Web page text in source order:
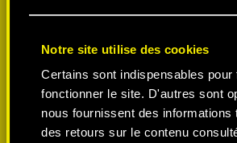
Notre site utilise des cookies
Certains sont indispensables pour
fonctionner le site. D'autres sont
nous fournissent des informations
des retours sur le contenu